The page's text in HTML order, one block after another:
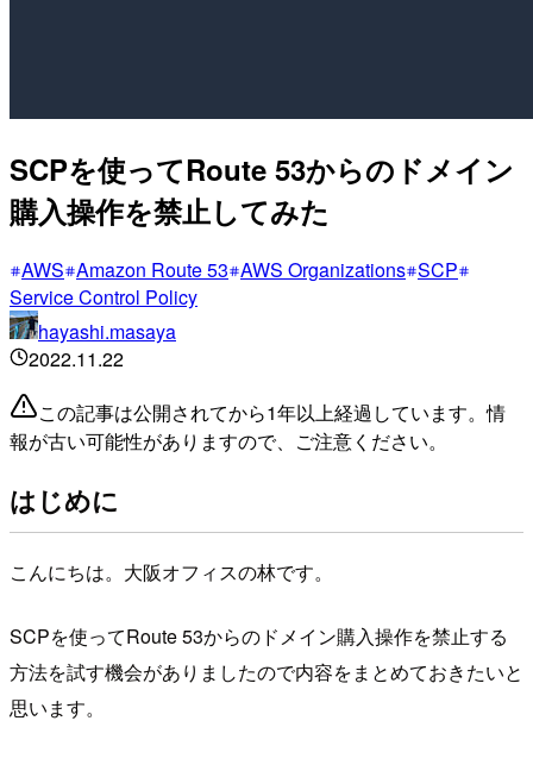
SCPを使ってRoute 53からのドメイン
購入操作を禁止してみた
AWS Amazon Route 53 AWS Organizations SCP
Service Control Policy
hayashi.masaya
2022.11.22
この記事は公開されてから1年以上経過しています。情
報が古い可能性がありますので、ご注意ください。
はじめに
こんにちは。大阪オフィスの林です。
SCPを使ってRoute 53からのドメイン購入操作を禁止する
方法を試す機会がありましたので内容をまとめておきたいと
思います。